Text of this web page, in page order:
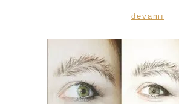
devamı